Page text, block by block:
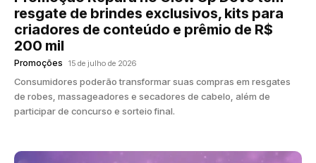
resgate de brindes exclusivos, kits para
criadores de conteúdo e prêmio de R$
200 mil
Promoções 15 de julho de 2026
Consumidores poderão transformar suas compras em resgates
de robes, massageadores e secadores de cabelo, além de
participar de concurso e sorteio final.